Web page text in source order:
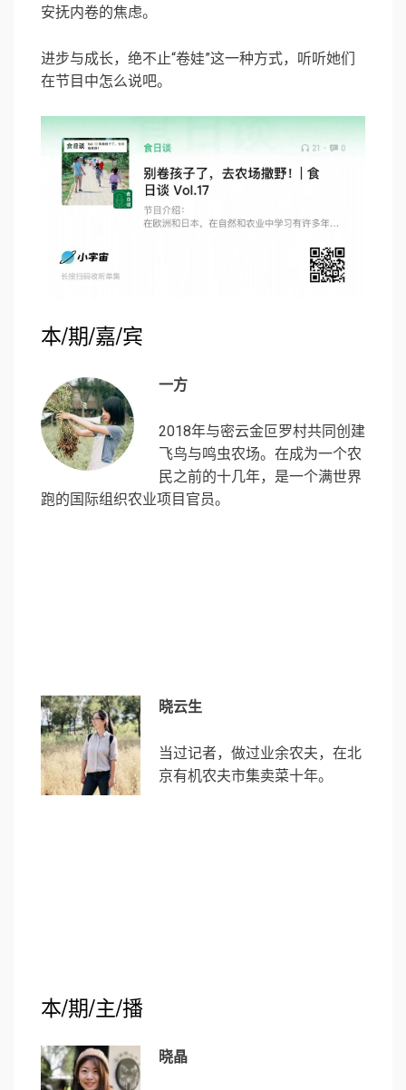
安抚内卷的焦虑。
进步与成长，绝不止“卷娃”这一种方式，听听她们
在节目中怎么说吧。
本/期/嘉/宾
一方
2018年与密云金叵罗村共同创建
飞鸟与鸣虫农场。在成为一个农
民之前的十几年，是一个满世界
跑的国际组织农业项目官员。
晓云生
当过记者，做过业余农夫，在北
京有机农夫市集卖菜十年。
本/期/主/播
晓晶